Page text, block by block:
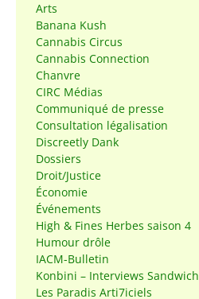
Arts
Banana Kush
Cannabis Circus
Cannabis Connection
Chanvre
CIRC Médias
Communiqué de presse
Consultation légalisation
Discreetly Dank
Dossiers
Droit/Justice
Économie
Événements
High & Fines Herbes saison 4
Humour drôle
IACM-Bulletin
Konbini – Interviews Sandwich
Les Paradis Arti7iciels